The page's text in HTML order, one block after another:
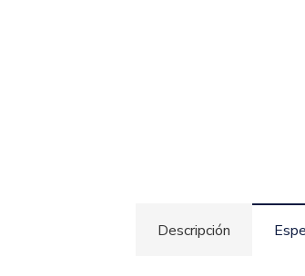
Descripción